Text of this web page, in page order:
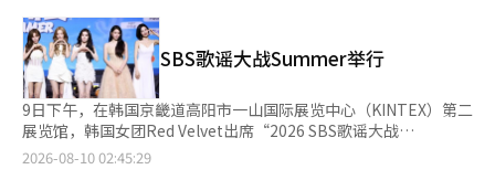
便利性、差异化的客户体验和运营经验。”
重要转折点。 被评为解放后首次城市贫民斗争之一的8·10抗争，
现已成为展示成南城市身份和历史根基的事件。 在55周年之际，
地区社会也在持续将8·10抗争视为不应停留在过去的事件，而是
市民团结与挑战的历史，塑造了今天的成南。 特别是对于那些亲
身经历或通过父母和邻居分享抗争记忆的市民来说，此次纪念仪式
再次确认了成南不仅是一个计划性建设的城市，更是市民在艰难环
境中开创生活的城市。 地区内也在扩散着一个共识，即抗争的历
史意义不应局限于特定世代，而应与未来世代分享。 成南从市民
顾。访客在进入百货公司之前，可以在橱窗中接触到产品，然后在
内部的LG电子专卖店中实际查看产品。 此次展览的主题与哈罗德
的夏季主题‘黄金时刻’相呼应。展览空间使用了琥珀色的灯光，
将超薄电视紧贴墙面摆放，强调产品与空间的和谐。 LG
Signature OLED W的特点是将面板、功率板和扬声器等主要部件
超薄化，厚度仅为0.9厘米。结合紧贴墙面的设计和无线连接技
术，最大限度地减少了周边设备和电缆的暴露。 W6于2026年1月
在CES展上首次亮相，随后在美国推出77英寸和83英寸版本，其中
SBS歌谣大战Summer举行
9日下午，在韩国京畿道高阳市一山国际展览中心（KINTEX）第二
展览馆，韩国女团Red Velvet出席“2026 SBS歌谣大战
Summer”蓝毯活动。
2026-08-10 02:45:29